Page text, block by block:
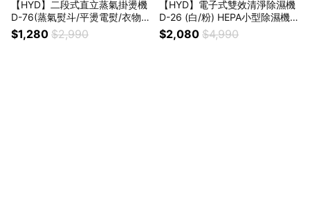
【HYD】二段式直立蒸氣掛燙機
D-76(蒸氣熨斗/平燙電熨/衣物熨
燙熨斗)｜生日禮｜喬遷禮｜小資
族｜
$1,280 $2,990
【HYD】電子式雙效清淨除濕機
D-26 (白/粉) HEPA小型除濕機
｜17療癒｜生日禮｜喬遷禮｜小
資族｜
$2,080 $4,990